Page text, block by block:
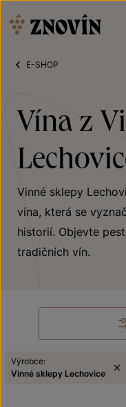
E-SHOP
Vína z
Vinné sklepy
vína, která se
historií. Objevte
tradičních vín.
Výrobce:
Vinné sklepy Lechovice